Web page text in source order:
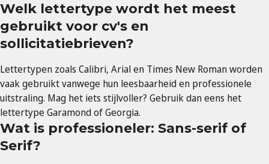
Welk lettertype wordt het meest
gebruikt voor cv's en
sollicitatiebrieven?
Lettertypen zoals Calibri, Arial en Times New Roman worden
vaak gebruikt vanwege hun leesbaarheid en professionele
uitstraling. Mag het iets stijlvoller? Gebruik dan eens het
lettertype Garamond of Georgia.
Wat is professioneler: Sans-serif of
Serif?